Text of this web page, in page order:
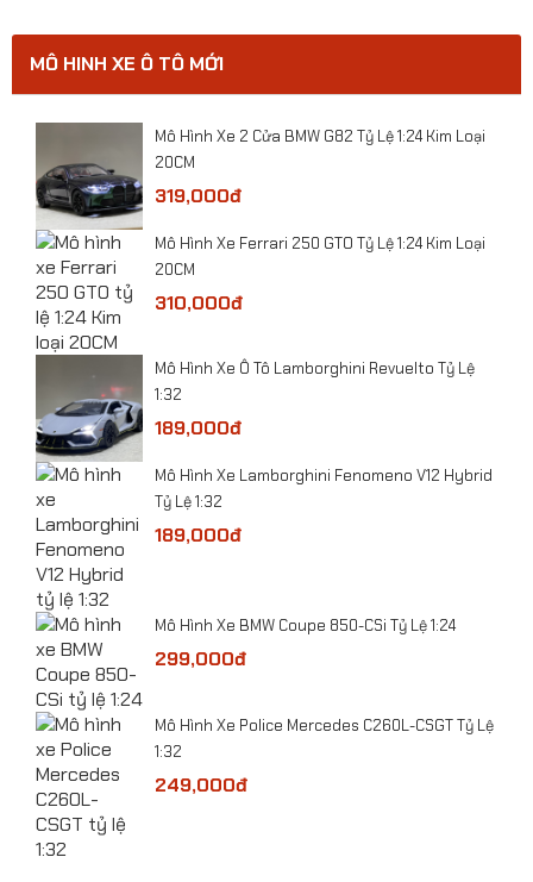
Mô hình tĩnh Máy bay (Nga) - Siêu tiêm kích T50
MÔ HINH XE Ô TÔ MỚI
​Mô Hình Xe 2 Cửa BMW G82 Tỷ Lệ 1:24 Kim Loại
20CM
319,000đ
​Mô Hình Xe Ferrari 250 GTO Tỷ Lệ 1:24 Kim Loại
20CM
310,000đ
​Mô Hình Xe Ô Tô Lamborghini Revuelto Tỷ Lệ
1:32
189,000đ
Mô Hình Xe Lamborghini Fenomeno V12 Hybrid
Tỷ Lệ 1:32
189,000đ
Mô Hình Xe BMW Coupe 850-CSi Tỷ Lệ 1:24
299,000đ
​Mô Hình Xe Police Mercedes C260L-CSGT Tỷ Lệ
1:32
249,000đ